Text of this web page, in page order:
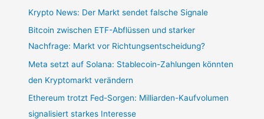
Krypto News: Der Markt sendet falsche Signale
Bitcoin zwischen ETF-Abflüssen und starker
Nachfrage: Markt vor Richtungsentscheidung?
Meta setzt auf Solana: Stablecoin-Zahlungen könnten
den Kryptomarkt verändern
Ethereum trotzt Fed-Sorgen: Milliarden-Kaufvolumen
signalisiert starkes Interesse